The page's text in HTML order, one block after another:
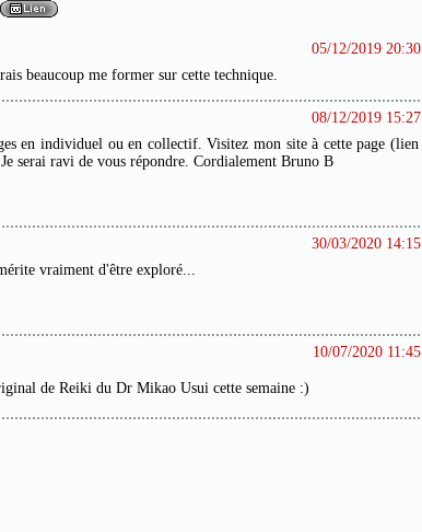
05/12/2019 20:30
beaucoup me former sur cette technique.
08/12/2019 15:27
en individuel ou en collectif. Visitez mon site à cette page (lien
serai ravi de vous répondre. Cordialement Bruno B
30/03/2020 14:15
vraiment d'être exploré...
10/07/2020 11:45
de Reiki du Dr Mikao Usui cette semaine :)